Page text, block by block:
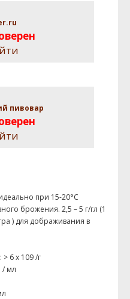
пивовар
при 15-20°C
брожения. 2,5 – 5 г/гл (1
) для дображивания в
: > 6 x 109 /г
/ мл